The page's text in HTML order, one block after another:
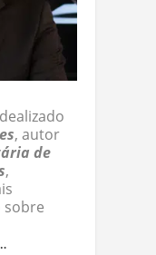
, autor
de
,
sobre